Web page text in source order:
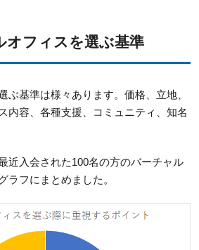
オフィスを選ぶ基準
ぶ基準は様々あります。価格、立地、
内容、各種支援、コミュニティ、知名
近入会された100名の方のバーチャル
ラフにまとめました。